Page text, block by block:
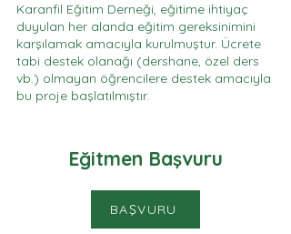
Karanfil Eğitim Derneği, eğitime ihtiyaç
duyulan her alanda eğitim gereksinimini
karşılamak amacıyla kurulmuştur. Ücrete
tabi destek olanağı (dershane, özel ders
vb.) olmayan öğrencilere destek amacıyla
bu proje başlatılmıştır.
Eğitmen Başvuru
BAŞVURU